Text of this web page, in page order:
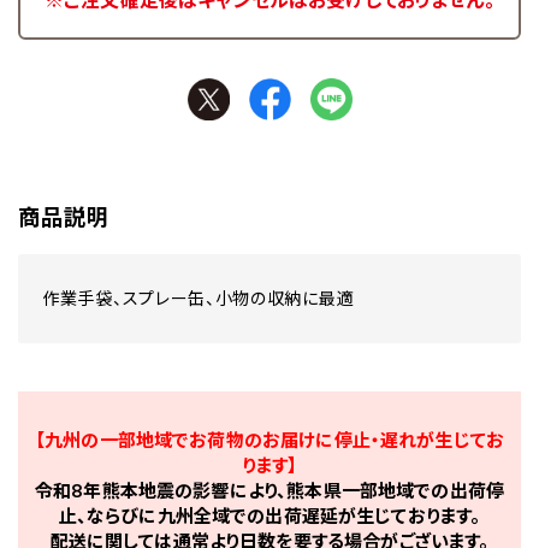
商品説明
作業手袋、スプレー缶、小物の収納に最適
【九州の一部地域でお荷物のお届けに停止・遅れが生じてお
ります】
令和8年熊本地震の影響により、熊本県一部地域での出荷停
止、ならびに九州全域での出荷遅延が生じております。
配送に関しては通常より日数を要する場合がございます。